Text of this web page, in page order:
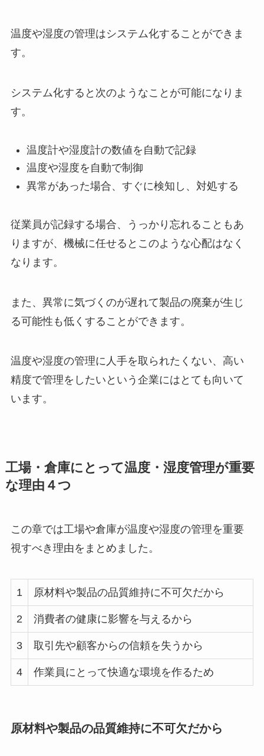
温度や湿度の管理はシステム化することができま
す。
システム化すると次のようなことが可能になりま
す。
温度計や湿度計の数値を自動で記録
温度や湿度を自動で制御
異常があった場合、すぐに検知し、対処する
従業員が記録する場合、うっかり忘れることもあ
りますが、機械に任せるとこのような心配はなく
なります。
また、異常に気づくのが遅れて製品の廃棄が生じ
る可能性も低くすることができます。
温度や湿度の管理に人手を取られたくない、高い
精度で管理をしたいという企業にはとても向いて
います。
工場・倉庫にとって温度・湿度管理が重要
な理由４つ
この章では工場や倉庫が温度や湿度の管理を重要
視すべき理由をまとめました。
1 原材料や製品の品質維持に不可欠だから
2 消費者の健康に影響を与えるから
3 取引先や顧客からの信頼を失うから
4 作業員にとって快適な環境を作るため
原材料や製品の品質維持に不可欠だから